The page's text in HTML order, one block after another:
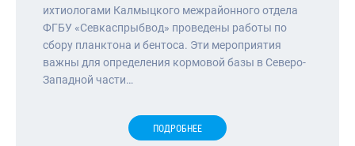
ихтиологами Калмыцкого межрайонного отдела
ФГБУ «Севкаспрыбвод» проведены работы по
сбору планктона и бентоса. Эти мероприятия
важны для определения кормовой базы в Северо-
Западной части…
ПОДРОБНЕЕ